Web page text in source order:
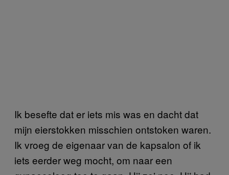
Ik besefte dat er iets mis was en dacht dat
mijn eierstokken misschien ontstoken waren.
Ik vroeg de eigenaar van de kapsalon of ik
iets eerder weg mocht, om naar een